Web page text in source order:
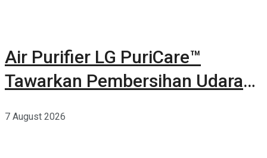
Air Purifier LG PuriCare™
Tawarkan Pembersihan Udara
7 August 2026